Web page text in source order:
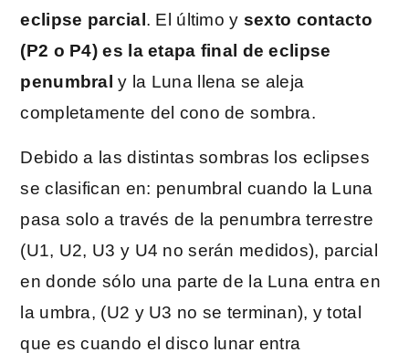
eclipse parcial . El último y sexto contacto
(P2 o P4) es la etapa final de eclipse
penumbral y la Luna llena se aleja
completamente del cono de sombra.
Debido a las distintas sombras los eclipses
se clasifican en: penumbral cuando la Luna
pasa solo a través de la penumbra terrestre
(U1, U2, U3 y U4 no serán medidos), parcial
en donde sólo una parte de la Luna entra en
la umbra, (U2 y U3 no se terminan), y total
que es cuando el disco lunar entra